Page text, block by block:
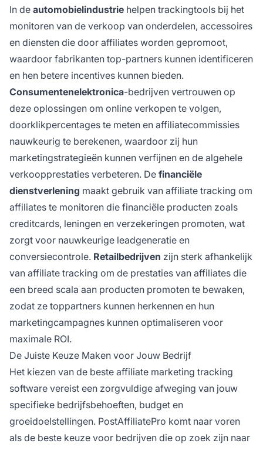
In de automobielindustrie helpen trackingtools bij het
monitoren van de verkoop van onderdelen, accessoires
en diensten die door affiliates worden gepromoot,
waardoor fabrikanten top-partners kunnen identificeren
en hen betere incentives kunnen bieden.
Consumentenelektronica-bedrijven vertrouwen op
deze oplossingen om online verkopen te volgen,
doorklikpercentages te meten en affiliatecommissies
nauwkeurig te berekenen, waardoor zij hun
marketingstrategieën kunnen verfijnen en de algehele
verkoopprestaties verbeteren. De financiële
dienstverlening maakt gebruik van affiliate tracking om
affiliates te monitoren die financiële producten zoals
creditcards, leningen en verzekeringen promoten, wat
zorgt voor nauwkeurige leadgeneratie en
conversiecontrole. Retailbedrijven zijn sterk afhankelijk
van affiliate tracking om de prestaties van affiliates die
een breed scala aan producten promoten te bewaken,
zodat ze toppartners kunnen herkennen en hun
marketingcampagnes kunnen optimaliseren voor
maximale ROI.
De Juiste Keuze Maken voor Jouw Bedrijf
Het kiezen van de beste affiliate marketing tracking
software vereist een zorgvuldige afweging van jouw
specifieke bedrijfsbehoeften, budget en
groeidoelstellingen. PostAffiliatePro komt naar voren
als de beste keuze voor bedrijven die op zoek zijn naar